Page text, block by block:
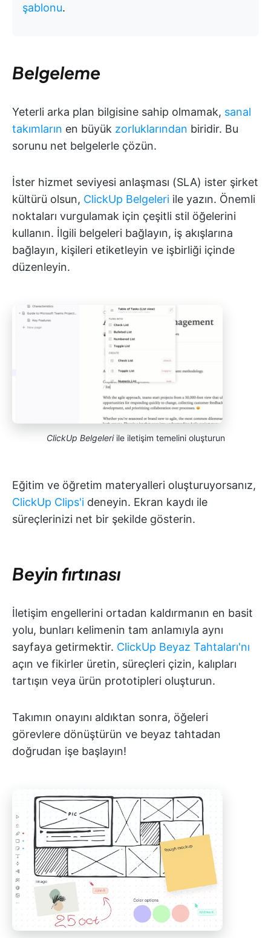
şablonu.
Belgeleme
Yeterli arka plan bilgisine sahip olmamak, sanal
takımların en büyük zorluklarından biridir. Bu
sorunu net belgelerle çözün.
İster hizmet seviyesi anlaşması (SLA) ister şirket
kültürü olsun, ClickUp Belgeleri ile yazın. Önemli
noktaları vurgulamak için çeşitli stil öğelerini
kullanın. İlgili belgeleri bağlayın, iş akışlarına
bağlayın, kişileri etiketleyin ve işbirliği içinde
düzenleyin.
ClickUp Belgeleriile iletişim temelini oluşturun
Eğitim ve öğretim materyalleri oluşturuyorsanız,
ClickUp Clips'i deneyin. Ekran kaydı ile
süreçlerinizi net bir şekilde gösterin.
Beyin fırtınası
İletişim engellerini ortadan kaldırmanın en basit
yolu, bunları kelimenin tam anlamıyla aynı
sayfaya getirmektir. ClickUp Beyaz Tahtaları'nı
açın ve fikirler üretin, süreçleri çizin, kalıpları
tartışın veya ürün prototipleri oluşturun.
Takımın onayını aldıktan sonra, öğeleri
görevlere dönüştürün ve beyaz tahtadan
doğrudan işe başlayın!